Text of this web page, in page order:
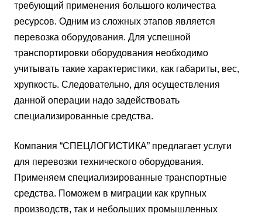
требующий применения большого количества
ресурсов. Одним из сложных этапов является
перевозка оборудования. Для успешной
транспортировки оборудования необходимо
учитывать такие характеристики, как габариты, вес,
хрупкость. Следовательно, для осуществления
данной операции надо задействовать
специализированные средства.
Компания “СПЕЦЛОГИСТИКА” предлагает услуги
для перевозки технического оборудования.
Применяем специализированные транспортные
средства. Поможем в миграции как крупных
производств, так и небольших промышленных